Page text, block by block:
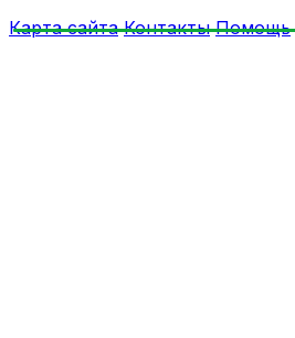
Карта сайта Контакты Помощь